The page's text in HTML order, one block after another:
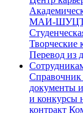
МАИ-
Творческие
Перевод из
Cправочник
документы
и конкурсы
контракт